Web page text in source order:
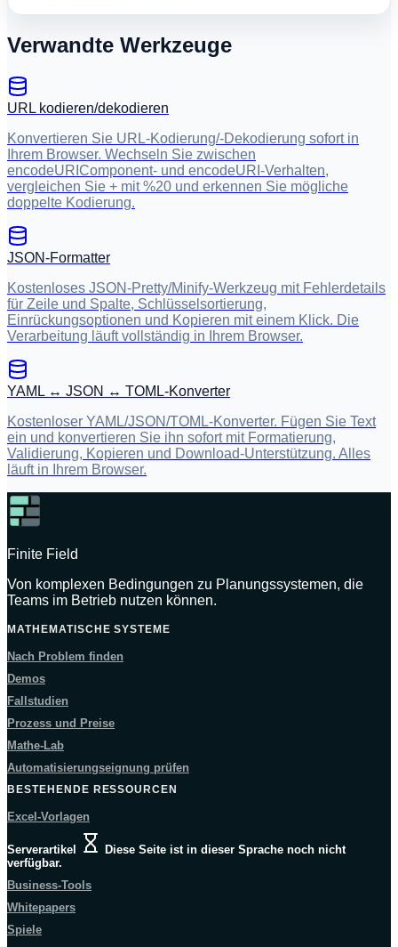
Verwandte Werkzeuge
URL kodieren/dekodieren
Konvertieren Sie URL-Kodierung/-Dekodierung sofort in
Ihrem Browser. Wechseln Sie zwischen
encodeURIComponent- und encodeURI-Verhalten,
vergleichen Sie + mit %20 und erkennen Sie mögliche
doppelte Kodierung.
JSON-Formatter
Kostenloses JSON-Pretty/Minify-Werkzeug mit Fehlerdetails
für Zeile und Spalte, Schlüsselsortierung,
Einrückungsoptionen und Kopieren mit einem Klick. Die
Verarbeitung läuft vollständig in Ihrem Browser.
YAML ↔ JSON ↔ TOML-Konverter
Kostenloser YAML/JSON/TOML-Konverter. Fügen Sie Text
ein und konvertieren Sie ihn sofort mit Formatierung,
Validierung, Kopieren und Download-Unterstützung. Alles
läuft in Ihrem Browser.
Finite Field
Von komplexen Bedingungen zu Planungssystemen, die
Teams im Betrieb nutzen können.
MATHEMATISCHE SYSTEME
Nach Problem finden
Demos
Fallstudien
Prozess und Preise
Mathe-Lab
Automatisierungseignung prüfen
BESTEHENDE RESSOURCEN
Excel-Vorlagen
Serverartikel
Diese Seite ist in dieser Sprache noch nicht
verfügbar.
Business-Tools
Whitepapers
Spiele